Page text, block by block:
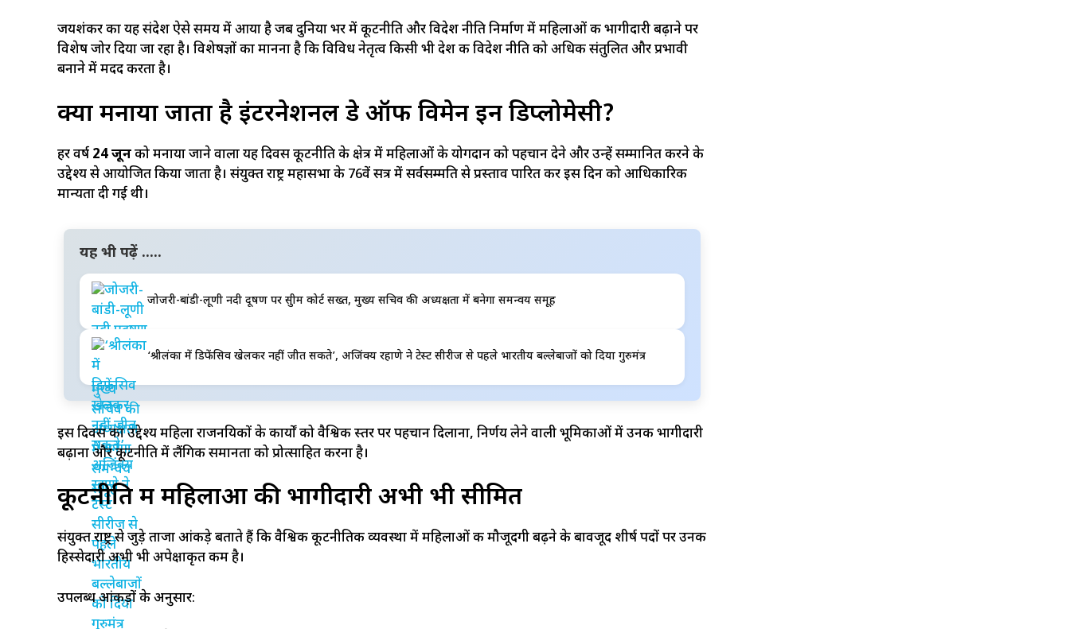
जयशंकर का यह संदेश ऐसे समय में आया है जब दुनिया भर में कूटनीति और विदेश नीति निर्माण में महिलाओं की भागीदारी बढ़ाने पर
विशेष जोर दिया जा रहा है। विशेषज्ञों का मानना है कि विविध नेतृत्व किसी भी देश की विदेश नीति को अधिक संतुलित और प्रभावी
बनाने में मदद करता है।
क्यों मनाया जाता है इंटरनेशनल डे ऑफ विमेन इन डिप्लोमेसी?
हर वर्ष 24 जूनको मनाया जाने वाला यह दिवस कूटनीति के क्षेत्र में महिलाओं के योगदान को पहचान देने और उन्हें सम्मानित करने के
उद्देश्य से आयोजित किया जाता है। संयुक्त राष्ट्र महासभा के 76वें सत्र में सर्वसम्मति से प्रस्ताव पारित कर इस दिन को आधिकारिक
मान्यता दी गई थी।
यह भी पढ़ें .....
जोजरी-बांडी-लूणी नदी प्रदूषण पर सुप्रीम कोर्ट सख्त, मुख्य सचिव की अध्यक्षता में बनेगा समन्वय समूह
‘श्रीलंका में डिफेंसिव खेलकर नहीं जीत सकते’, अजिंक्य रहाणे ने टेस्ट सीरीज से पहले भारतीय बल्लेबाजों को दिया गुरुमंत्र
इस दिवस का उद्देश्य महिला राजनयिकों के कार्यों को वैश्विक स्तर पर पहचान दिलाना, निर्णय लेने वाली भूमिकाओं में उनकी भागीदारी
बढ़ाना और कूटनीति में लैंगिक समानता को प्रोत्साहित करना है।
कूटनीति में महिलाओं की भागीदारी अभी भी सीमित
संयुक्त राष्ट्र से जुड़े ताजा आंकड़े बताते हैं कि वैश्विक कूटनीतिक व्यवस्था में महिलाओं की मौजूदगी बढ़ने के बावजूद शीर्ष पदों पर उनकी
हिस्सेदारी अभी भी अपेक्षाकृत कम है।
उपलब्ध आंकड़ों के अनुसार: